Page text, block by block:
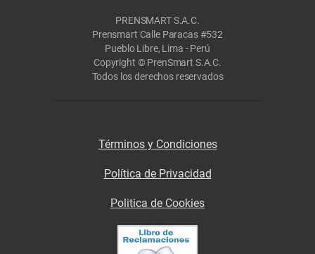
PRENSMART S.A.C.
Prensmart Calle Paracas #532
Pueblo Libre, Lima - Perú
Copyright © PrenSmart S.A.C.
Todos los derechos reservados
Términos y Condiciones
Política de Privacidad
Politica de Cookies